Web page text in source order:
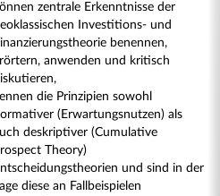
zentrale Erkenntnisse der
Investitions- und
benennen,
anwenden und kritisch
die Prinzipien sowohl
(Erwartungsnutzen) als
deskriptiver (Cumulative
Theory)
und sind in der
diese an Fallbeispielen